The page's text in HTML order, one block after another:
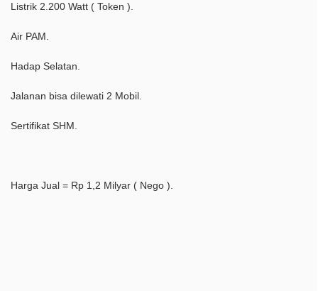
Listrik 2.200 Watt ( Token ).
Air PAM.
Hadap Selatan.
Jalanan bisa dilewati 2 Mobil.
Sertifikat SHM.
Harga Jual = Rp 1,2 Milyar ( Nego ).